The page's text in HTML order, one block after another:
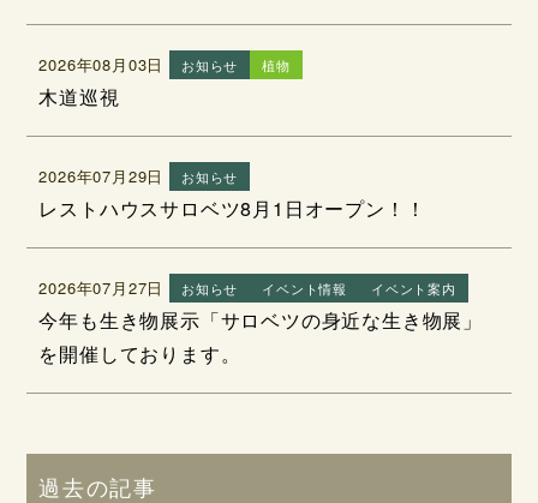
2026年08月03日 お知らせ 植物
木道巡視
2026年07月29日 お知らせ
レストハウスサロベツ8月1日オープン！！
2026年07月27日 お知らせ イベント情報 イベント案内
今年も生き物展示「サロベツの身近な生き物展」
を開催しております。
過去の記事